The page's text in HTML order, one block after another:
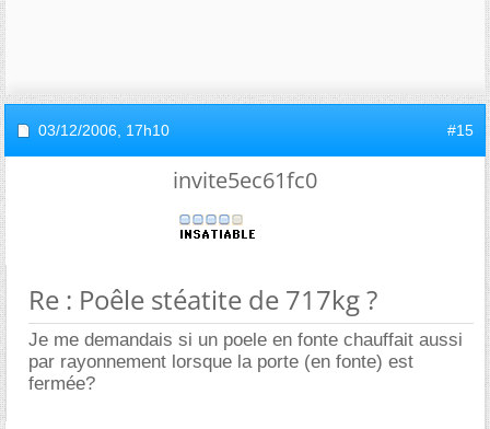
03/12/2006, 17h10 #15
invite5ec61fc0
Re : Poêle stéatite de 717kg ?
Je me demandais si un poele en fonte chauffait aussi
par rayonnement lorsque la porte (en fonte) est
fermée?